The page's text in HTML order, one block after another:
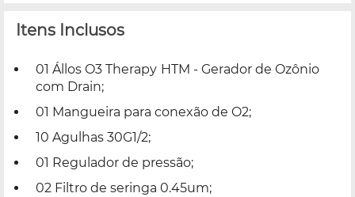
Itens Inclusos
01 Állos O3 Therapy HTM - Gerador de Ozônio
com Drain;
01 Mangueira para conexão de O2;
10 Agulhas 30G1/2;
01 Regulador de pressão;
02 Filtro de seringa 0.45um;